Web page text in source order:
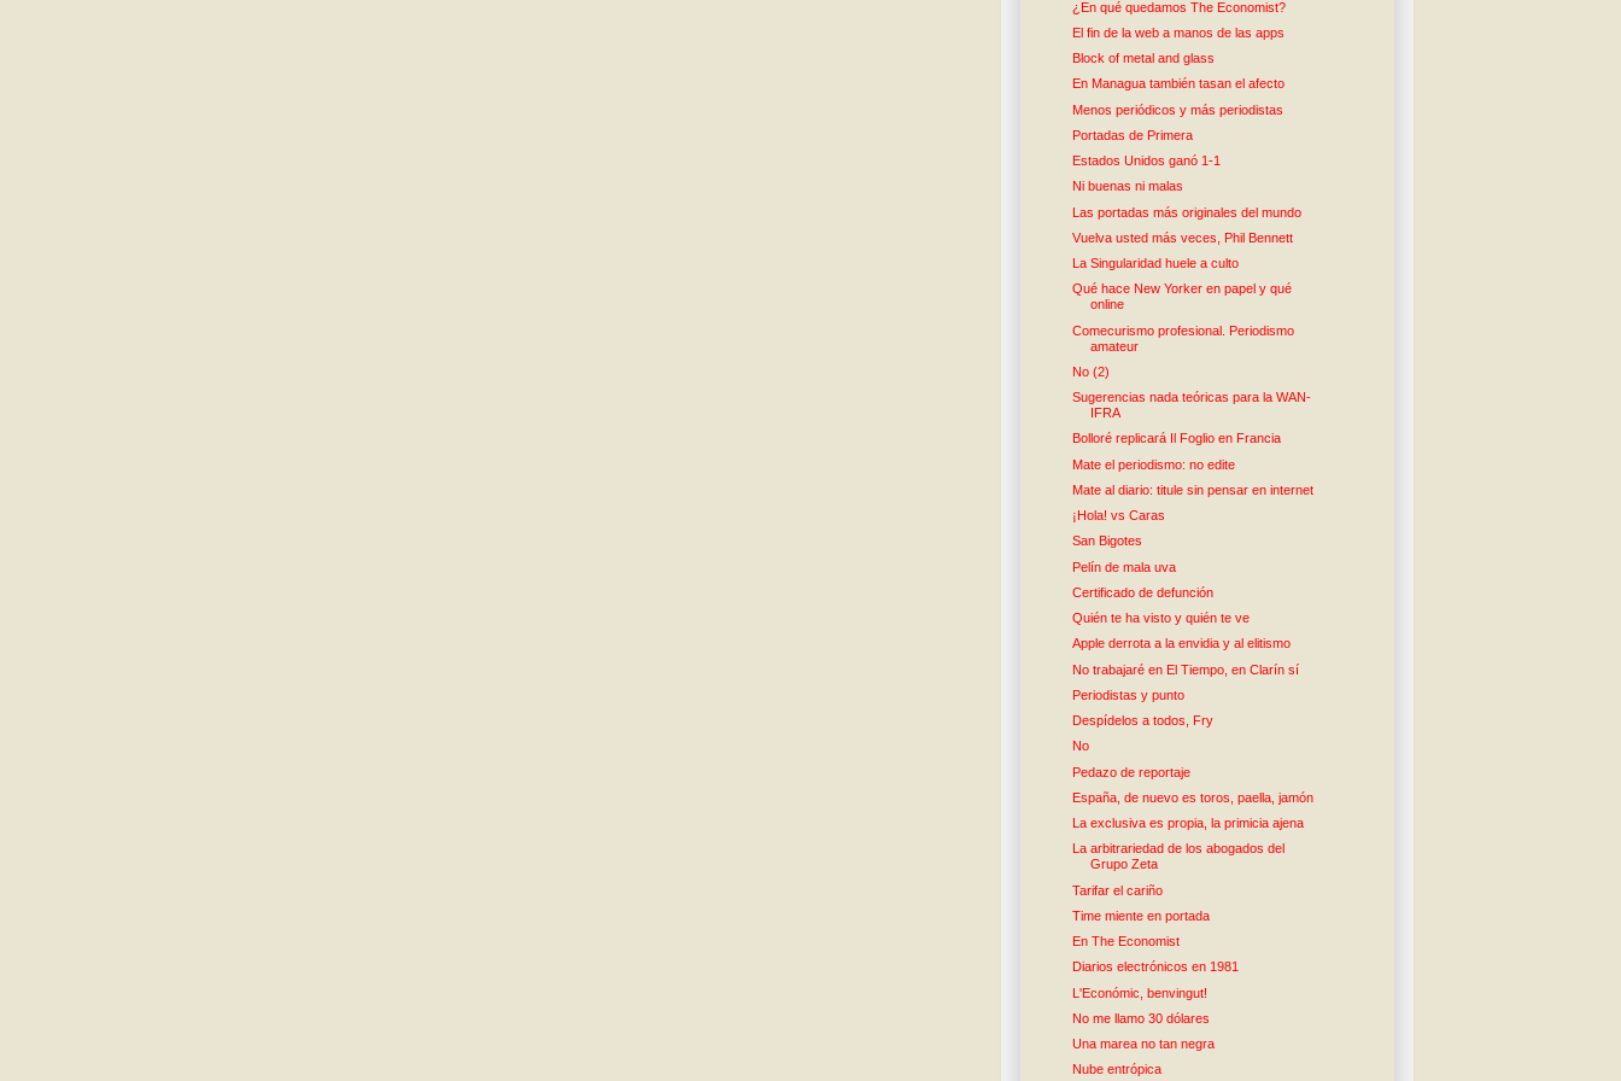
¿En qué quedamos The Economist?
El fin de la web a manos de las apps
Block of metal and glass
En Managua también tasan el afecto
Menos periódicos y más periodistas
Portadas de Primera
Estados Unidos ganó 1-1
Ni buenas ni malas
Las portadas más originales del mundo
Vuelva usted más veces, Phil Bennett
La Singularidad huele a culto
Qué hace New Yorker en papel y qué
online
Comecurismo profesional. Periodismo
amateur
No (2)
Sugerencias nada teóricas para la WAN-
IFRA
Bolloré replicará Il Foglio en Francia
Mate el periodismo: no edite
Mate al diario: titule sin pensar en internet
¡Hola! vs Caras
San Bigotes
Pelín de mala uva
Certificado de defunción
Quién te ha visto y quién te ve
Apple derrota a la envidia y al elitismo
No trabajaré en El Tiempo, en Clarín sí
Periodistas y punto
Despídelos a todos, Fry
No
Pedazo de reportaje
España, de nuevo es toros, paella, jamón
La exclusiva es propia, la primicia ajena
La arbitrariedad de los abogados del
Grupo Zeta
Tarifar el cariño
Time miente en portada
En The Economist
Diarios electrónicos en 1981
L'Económic, benvingut!
No me llamo 30 dólares
Una marea no tan negra
Nube entrópica